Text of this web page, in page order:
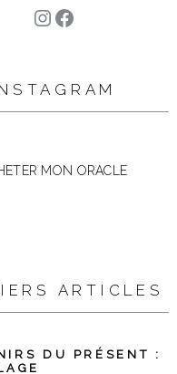
Instagram
Facebook
MON ORACLE
ARTICLES
DU PRÉSENT :